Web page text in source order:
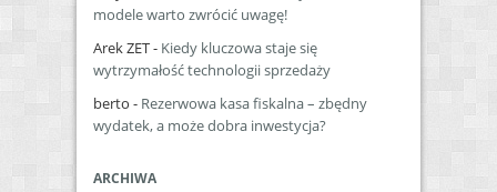
modele warto zwrócić uwagę!
Arek ZET- Kiedy kluczowa staje się
wytrzymałość technologii sprzedaży
berto - Rezerwowa kasa fiskalna – zbędny
wydatek, a może dobra inwestycja?
ARCHIWA